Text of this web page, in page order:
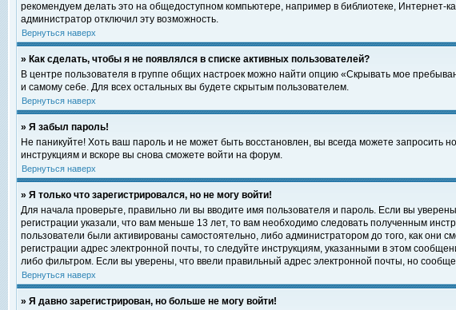
рекомендуем делать это на общедоступном компьютере, например в библиотеке, Интернет-
администратор отключил эту возможность.
Вернуться наверх
» Как сделать, чтобы я не появлялся в списке активных пользователей?
В центре пользователя в группе общих настроек можно найти опцию «Скрывать мое
и самому себе. Для всех остальных вы будете скрытым пользователем.
Вернуться наверх
» Я забыл пароль!
Не паникуйте! Хоть ваш пароль и не может быть восстановлен, вы всегда можете
инструкциям и вскоре вы снова сможете войти на форум.
Вернуться наверх
» Я только что зарегистрировался, но не могу войти!
Для начала проверьте, правильно ли вы вводите имя пользователя и пароль. Если вы
регистрации указали, что вам меньше 13 лет, то вам необходимо следовать полученным
пользователи были активированы самостоятельно, либо администратором до того, как
регистрации адрес электронной почты, то следуйте инструкциям, указанными в этом
либо фильтром. Если вы уверены, что ввели правильный адрес электронной почты, но
Вернуться наверх
» Я давно зарегистрирован, но больше не могу войти!